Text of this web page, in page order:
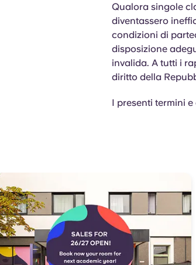
Qualora singole
diventassero
condizioni di
disposizione
invalida. A tutti i
diritto della
I presenti termini